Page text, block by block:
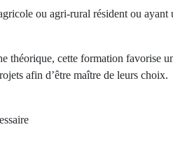
ou agri-rural résident ou
théorique, cette formation favorise
afin d’être maître de leurs choix.